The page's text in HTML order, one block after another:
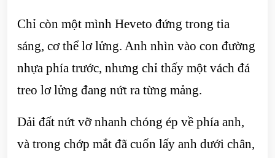
Chỉ còn một mình Heveto đứng trong tia
sáng, cơ thể lơ lửng. Anh nhìn vào con đường
nhựa phía trước, nhưng chỉ thấy một vách đá
treo lơ lửng đang nứt ra từng mảng.
Dải đất nứt vỡ nhanh chóng ép về phía anh,
và trong chớp mắt đã cuốn lấy anh dưới chân,